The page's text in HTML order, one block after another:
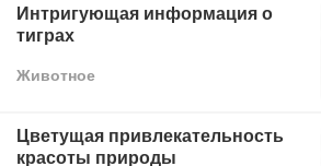
Интригующая информация о
тиграх
Животное
Цветущая привлекательность
красоты природы